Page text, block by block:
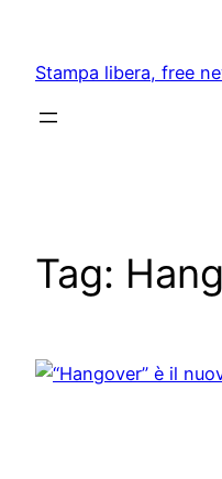
content
Stampa libera, free
Tag: